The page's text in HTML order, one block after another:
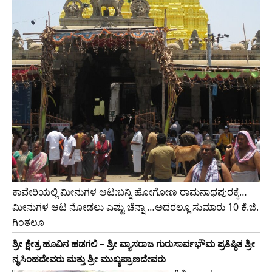
ಕಾವೇರಿಯಲ್ಲಿ ಮೀನುಗಳ ಆಟ:ಬನ್ನಿ ಹೋಗೋಣ ರಾಮನಾಥಪುರಕ್ಕೆ…
ಮೀನುಗಳ ಆಟ ನೋಡಲು ಎಷ್ಟು ಚೆನ್ನಾ …ಅದರಲ್ಲೂ ಸುಮಾರು 10 ಕೆ.ಜಿ.
ಗಿಂತಲೂ
ಶ್ರೀ ಕ್ಷೇತ್ರ ಹೂವಿನ ಹಡಗಲಿ – ಶ್ರೀ ವ್ಯಾಸರಾಜ ಗುರುಸಾರ್ವಭೌಮ ಪ್ರತಿಷ್ಠಿತ ಶ್ರೀ
ನೃಸಿಂಹದೇವರು ಮತ್ತು ಶ್ರೀ ಮುಖ್ಯಪ್ರಾಣದೇವರು